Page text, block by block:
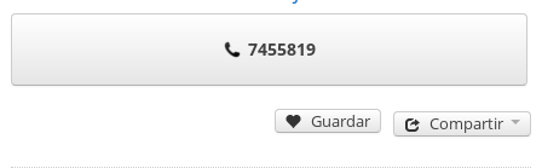
7455819
Guardar Compartir